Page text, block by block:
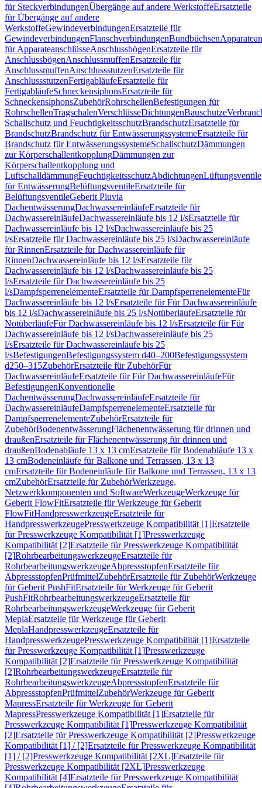
für SteckverbindungenÜbergänge auf andere WerkstoffeErsatzteile
für Übergänge auf andere
WerkstoffeGewindeverbindungenErsatzteile für
GewindeverbindungenFlanschverbindungenBundbüchsen
für ApparateanschlüsseAnschlussbögenErsatzteile für
AnschlussbögenAnschlussmuffenErsatzteile für
AnschlussmuffenAnschlussstutzenErsatzteile für
AnschlussstutzenFertigabläufeErsatzteile für
FertigabläufeSchneckensiphonsErsatzteile für
SchneckensiphonsZubehörRohrschellenBefestigungen für
RohrschellenTragschalenVerschlüsseDichtungenBauschutze
Schallschutz und FeuchtigkeitsschutzBrandschutzErsatzteile für
BrandschutzBrandschutz für EntwässerungssystemeErsatzteile für
Brandschutz für EntwässerungssystemeSchallschutzDämmungen
zur KörperschallentkopplungDämmungen zur
Körperschallentkopplung und
LuftschalldämmungFeuchtigkeitsschutzAbdichtungenLüftungsventile
für EntwässerungBelüftungsventileErsatzteile für
BelüftungsventileGeberit Pluvia
DachentwässerungDachwassereinläufeErsatzteile für
DachwassereinläufeDachwassereinläufe bis 12 l/sErsatzteile für
Dachwassereinläufe bis 12 l/sDachwassereinläufe bis 25
l/sErsatzteile für Dachwassereinläufe bis 25 l/sDachwassereinläufe
für RinnenErsatzteile für Dachwassereinläufe für
RinnenDachwassereinläufe bis 12 l/sErsatzteile für
Dachwassereinläufe bis 12 l/sDachwassereinläufe bis 25
l/sErsatzteile für Dachwassereinläufe bis 25
l/sDampfsperrenelementeErsatzteile für DampfsperrenelementeFür
Dachwassereinläufe bis 12 l/sErsatzteile für Für Dachwassereinläufe
bis 12 l/sDachwassereinläufe bis 25 l/sNotüberläufeErsatzteile für
NotüberläufeFür Dachwassereinläufe bis 12 l/sErsatzteile für Für
Dachwassereinläufe bis 12 l/sDachwassereinläufe bis 25
l/sErsatzteile für Dachwassereinläufe bis 25
l/sBefestigungenBefestigungssystem d40–200Befestigungssystem
d250–315ZubehörErsatzteile für ZubehörFür
DachwassereinläufeErsatzteile für Für DachwassereinläufeFür
BefestigungenKonventionelle
DachentwässerungDachwassereinläufeErsatzteile für
DachwassereinläufeDampfsperrenelementeErsatzteile für
DampfsperrenelementeZubehörErsatzteile für
ZubehörBodenentwässerungFlächenentwässerung für drinnen und
draußenErsatzteile für Flächenentwässerung für drinnen und
draußenBodenabläufe 13 x 13 cmErsatzteile für Bodenabläufe 13 x
13 cmBodeneinläufe für Balkone und Terrassen, 13 x 13
cmErsatzteile für Bodeneinläufe für Balkone und Terrassen, 13 x 13
cmZubehörErsatzteile für ZubehörWerkzeuge,
Netzwerkkomponenten und SoftwareWerkzeugeWerkzeuge für
Geberit FlowFitErsatzteile für Werkzeuge für Geberit
FlowFitHandpresswerkzeugeErsatzteile für
HandpresswerkzeugePresswerkzeuge Kompatibilität [1]Ersatzteile
für Presswerkzeuge Kompatibilität [1]Presswerkzeuge
Kompatibilität [2]Ersatzteile für Presswerkzeuge Kompatibilität
[2]RohrbearbeitungswerkzeugeErsatzteile für
RohrbearbeitungswerkzeugeAbpressstopfenErsatzteile für
AbpressstopfenPrüfmittelZubehörErsatzteile für ZubehörWerkzeuge
für Geberit PushFitErsatzteile für Werkzeuge für Geberit
PushFitRohrbearbeitungswerkzeugeErsatzteile für
RohrbearbeitungswerkzeugeWerkzeuge für Geberit
MeplaErsatzteile für Werkzeuge für Geberit
MeplaHandpresswerkzeugeErsatzteile für
HandpresswerkzeugePresswerkzeuge Kompatibilität [1]Ersatzteile
für Presswerkzeuge Kompatibilität [1]Presswerkzeuge
Kompatibilität [2]Ersatzteile für Presswerkzeuge Kompatibilität
[2]RohrbearbeitungswerkzeugeErsatzteile für
RohrbearbeitungswerkzeugeAbpressstopfenErsatzteile für
AbpressstopfenPrüfmittelZubehörWerkzeuge für Geberit
MapressErsatzteile für Werkzeuge für Geberit
MapressPresswerkzeuge Kompatibilität [1]Ersatzteile für
Presswerkzeuge Kompatibilität [1]Presswerkzeuge Kompatibilität
[2]Ersatzteile für Presswerkzeuge Kompatibilität [2]Presswerkzeuge
Kompatibilität [1] / [2]Ersatzteile für Presswerkzeuge Kompatibilität
[1] / [2]Presswerkzeuge Kompatibilität [2XL]Ersatzteile für
Presswerkzeuge Kompatibilität [2XL]Presswerkzeuge
Kompatibilität [4]Ersatzteile für Presswerkzeuge Kompatibilität